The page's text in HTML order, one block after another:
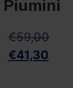
Piumini
€59,00
€41,30